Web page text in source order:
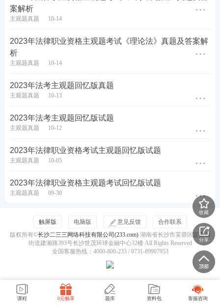
案解析
主观题真题 10-14
2023年法律职业资格主观题考试《理论法》真题及答案解
析
主观题真题 10-14
2023年法考主观题回忆版真题
主观题真题 10-13
2023年法考主观题回忆版试题
主观题真题 10-12
2023年法律职业资格考试主观题回忆版试题
主观题真题 10-05
2023年法律职业资格主观题考试回忆版试题
主观题真题 09-30
收藏
分享
触屏版 电脑版 意见反馈
合作联系
版权所有©长沙二三三网络科技有限公司(233.com)湖南省长沙市芙蓉区定王台
街道建湘路393号长沙世茂环球金融中心32楼 All Rights Reserved
全国客服热线：4000-800-233 / 0731-89907953
课程 0元畅享 题库 资料包 客服咨询